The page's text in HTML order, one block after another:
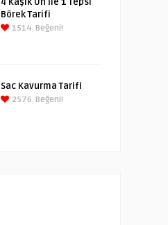
Börek Tarifi
1514 Beğeni!
Sac Kavurma Tarifi
2576 Beğeni!